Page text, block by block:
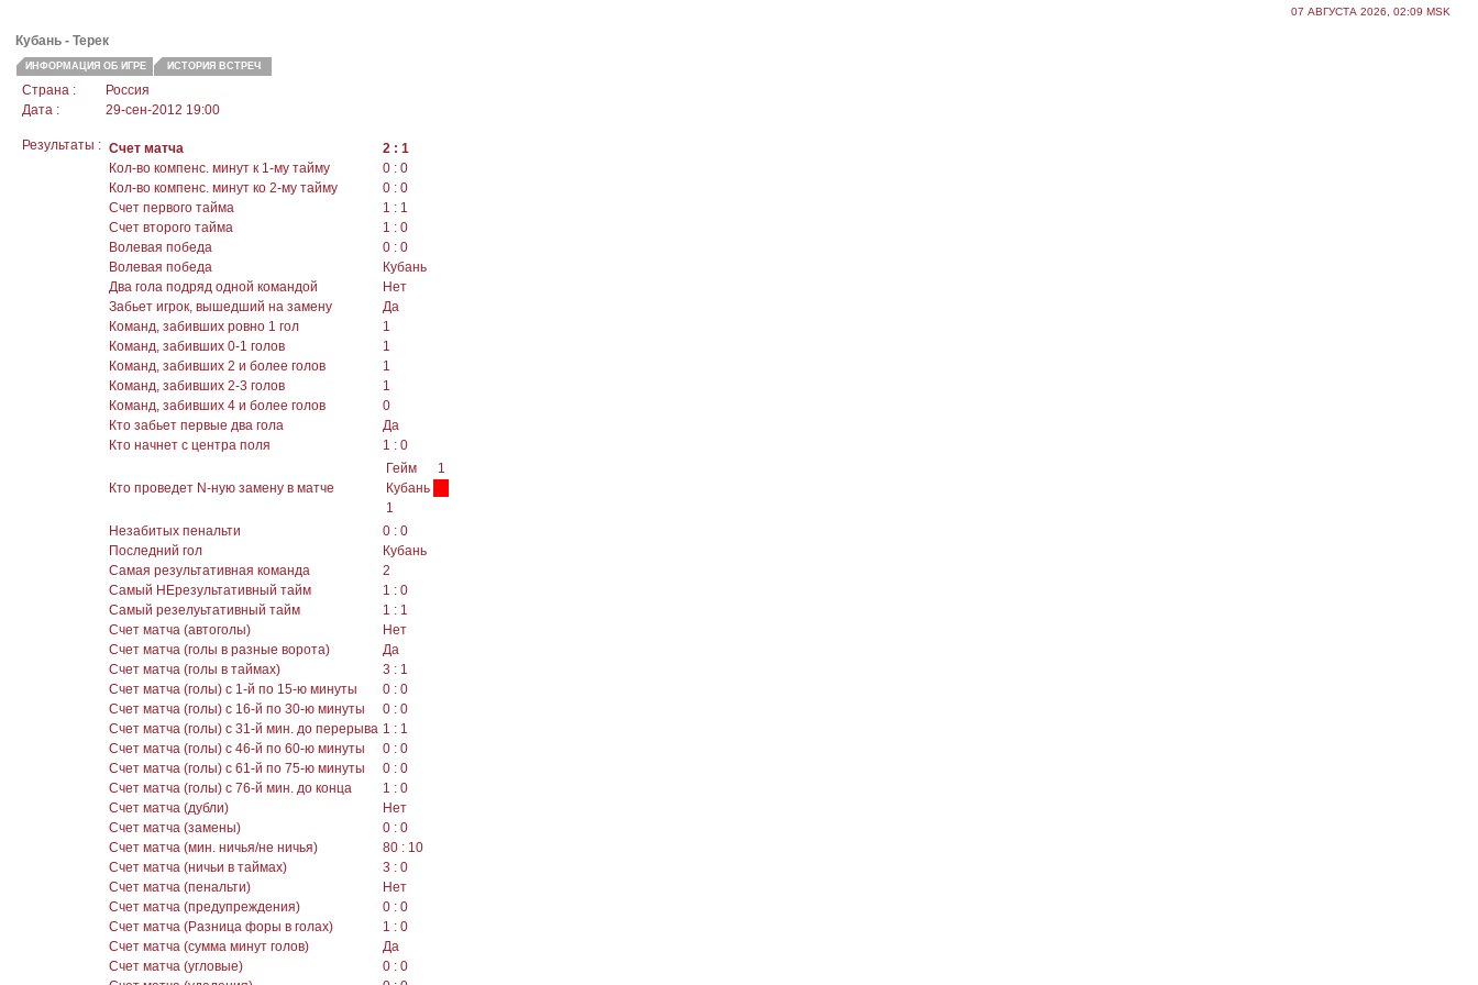
07 АВГУСТА 2026, 02:09 MSK
Кубань - Терек
ИНФОРМАЦИЯ ОБ ИГРЕ ИСТОРИЯ ВСТРЕЧ
Страна :
Россия
Дата :
29-сен-2012 19:00
Результаты : Счет матча
2 : 1
Кол-во компенс. минут к 1-му тайму
0 : 0
Кол-во компенс. минут ко 2-му тайму
0 : 0
Счет первого тайма
1 : 1
Счет второго тайма
1 : 0
Волевая победа
0 : 0
Волевая победа
Кубань
Два гола подряд одной командой
Нет
Забьет игрок, вышедший на замену
Да
Команд, забивших ровно 1 гол
1
Команд, забивших 0-1 голов
1
Команд, забивших 2 и более голов
1
Команд, забивших 2-3 голов
1
Команд, забивших 4 и более голов
0
Кто забьет первые два гола
Да
Кто начнет с центра поля
1 : 0
Кто проведет N-ную замену в матче
Гейм
1
Кубань
1
Незабитых пенальти
0 : 0
Последний гол
Кубань
Самая результативная команда
2
Самый НЕрезультативный тайм
1 : 0
Самый резелуьтативный тайм
1 : 1
Счет матча (автоголы)
Нет
Счет матча (голы в разные ворота)
Да
Счет матча (голы в таймах)
3 : 1
Счет матча (голы) с 1-й по 15-ю минуты
0 : 0
Счет матча (голы) с 16-й по 30-ю минуты
0 : 0
Счет матча (голы) с 31-й мин. до перерыва 1 : 1
Счет матча (голы) с 46-й по 60-ю минуты
0 : 0
Счет матча (голы) с 61-й по 75-ю минуты
0 : 0
Счет матча (голы) с 76-й мин. до конца
1 : 0
Счет матча (дубли)
Нет
Счет матча (замены)
0 : 0
Счет матча (мин. ничья/не ничья)
80 : 10
Счет матча (ничьи в таймах)
3 : 0
Счет матча (пенальти)
Нет
Счет матча (предупреждения)
0 : 0
Счет матча (Разница форы в голах)
1 : 0
Счет матча (сумма минут голов)
Да
Счет матча (угловые)
0 : 0